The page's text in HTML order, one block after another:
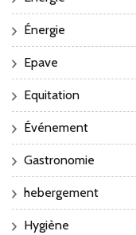
Énergie
Epave
Equitation
Événement
Gastronomie
hebergement
Hygiène